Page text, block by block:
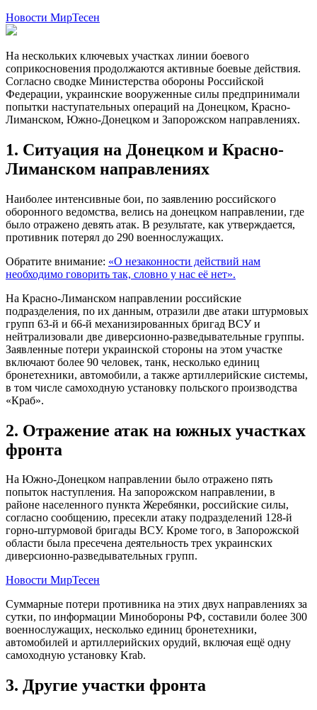
Новости МирТесен
На нескольких ключевых участках линии боевого
соприкосновения продолжаются активные боевые действия.
Согласно сводке Министерства обороны Российской
Федерации, украинские вооруженные силы предпринимали
попытки наступательных операций на Донецком, Красно-
Лиманском, Южно-Донецком и Запорожском направлениях.
1. Ситуация на Донецком и Красно-
Лиманском направлениях
Наиболее интенсивные бои, по заявлению российского
оборонного ведомства, велись на донецком направлении, где
было отражено девять атак. В результате, как утверждается,
противник потерял до 290 военнослужащих.
Обратите внимание: «О незаконности действий нам
необходимо говорить так, словно у нас её нет».
На Красно-Лиманском направлении российские
подразделения, по их данным, отразили две атаки штурмовых
групп 63-й и 66-й механизированных бригад ВСУ и
нейтрализовали две диверсионно-разведывательные группы.
Заявленные потери украинской стороны на этом участке
включают более 90 человек, танк, несколько единиц
бронетехники, автомобили, а также артиллерийские системы,
в том числе самоходную установку польского производства
«Краб».
2. Отражение атак на южных участках
фронта
На Южно-Донецком направлении было отражено пять
попыток наступления. На запорожском направлении, в
районе населенного пункта Жеребянки, российские силы,
согласно сообщению, пресекли атаку подразделений 128-й
горно-штурмовой бригады ВСУ. Кроме того, в Запорожской
области была пресечена деятельность трех украинских
диверсионно-разведывательных групп.
Новости МирТесен
Суммарные потери противника на этих двух направлениях за
сутки, по информации Минобороны РФ, составили более 300
военнослужащих, несколько единиц бронетехники,
автомобилей и артиллерийских орудий, включая ещё одну
самоходную установку Krab.
3. Другие участки фронта